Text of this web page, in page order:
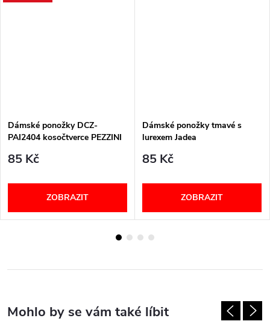
Dámské ponožky DCZ-
PAI2404 kosočtverce PEZZINI
85 Kč
ZOBRAZIT
Dámské ponožky tmavé s
lurexem Jadea
85 Kč
ZOBRAZIT